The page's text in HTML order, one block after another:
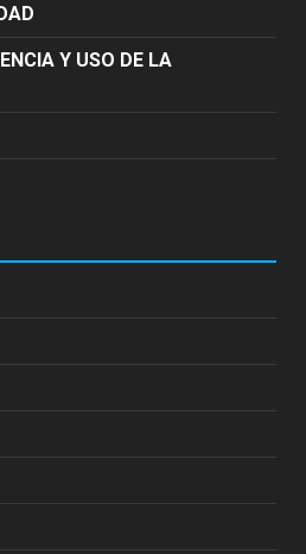
Y USO DE LA